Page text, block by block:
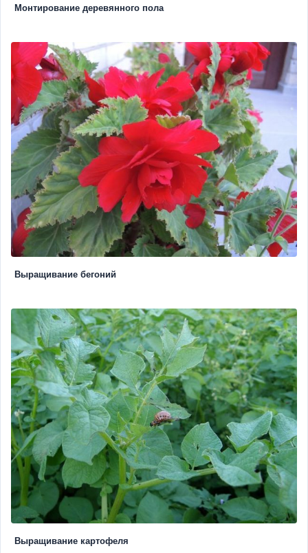
Монтирование деревянного пола
Выращивание бегоний
Выращивание картофеля